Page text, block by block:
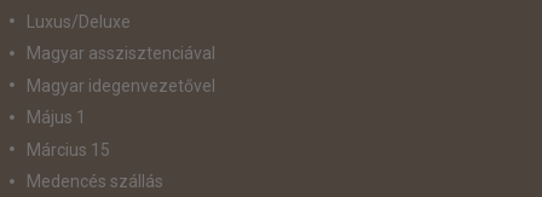
Luxus/Deluxe
Magyar asszisztenciával
Magyar idegenvezetővel
Május 1
Március 15
Medencés szállás